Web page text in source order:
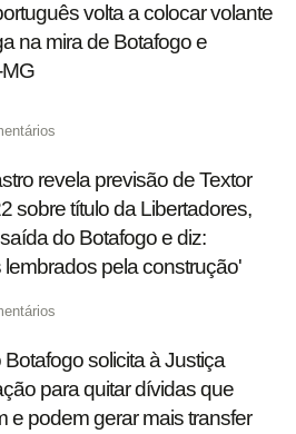
volta a colocar volante
na mira de Botafogo e
revela previsão de Textor
sobre título da Libertadores,
do Botafogo e diz:
lembrados pela construção'
solicita à Justiça
para quitar dívidas que
e podem gerar mais transfer